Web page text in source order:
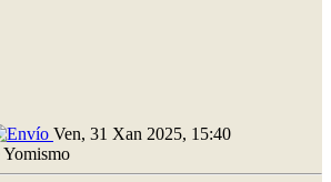
Ven, 31 Xan 2025, 15:40